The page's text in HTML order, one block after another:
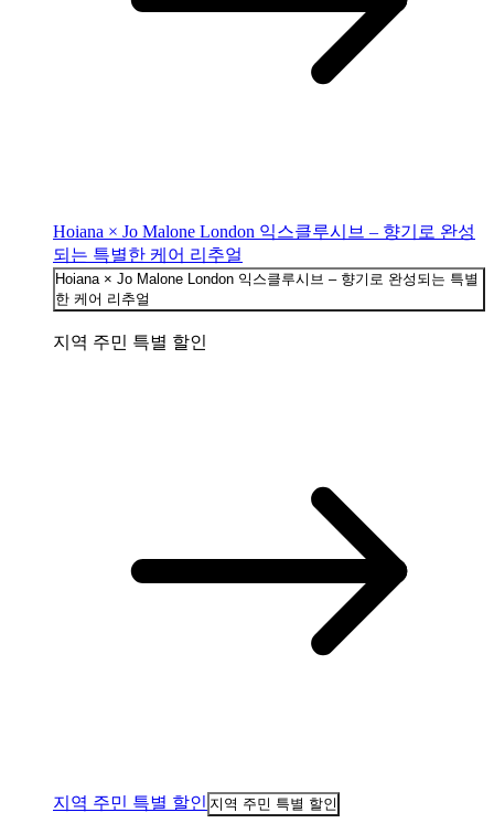
Hoiana × Jo Malone London 익스클루시브 – 향기로 완성
되는 특별한 케어 리추얼
Hoiana × Jo Malone London 익스클루시브 – 향기로 완성되는 특별
한 케어 리추얼
지역 주민 특별 할인
지역 주민 특별 할인 지역 주민 특별 할인